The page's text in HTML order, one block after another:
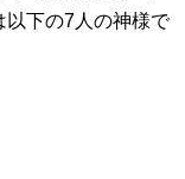
以下の7人の神様で